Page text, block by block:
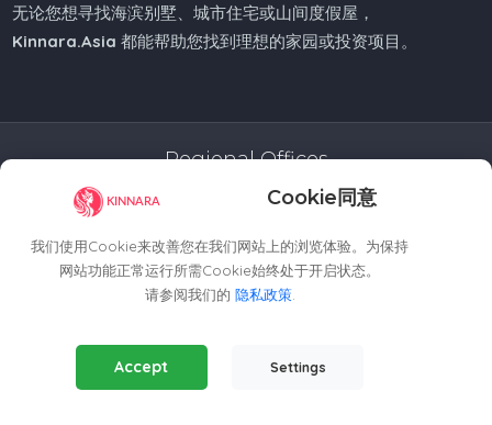
Cookie同意
我们使用Cookie来改善您在我们网站上的浏览体验。为保持
网站功能正常运行所需Cookie始终处于开启状态。
请参阅我们的 隐私政策.
Essential Cookies(Always Active)
Required for the website to function properly.
Accept Settings
无论您想寻找海滨别墅、城市住宅或山间度假屋，
Kinnara.Asia 都能帮助您找到理想的家园或投资项目。
Regional Offices
Kinnara Limited - Thailand
58, 9 Lagoon Rd, Choeng Thale
Thalang District, Phuket, 83110, Thailand
Kinnara Limited - Indonesia
Grand Sudirman Office Panin Tower 8th Floor